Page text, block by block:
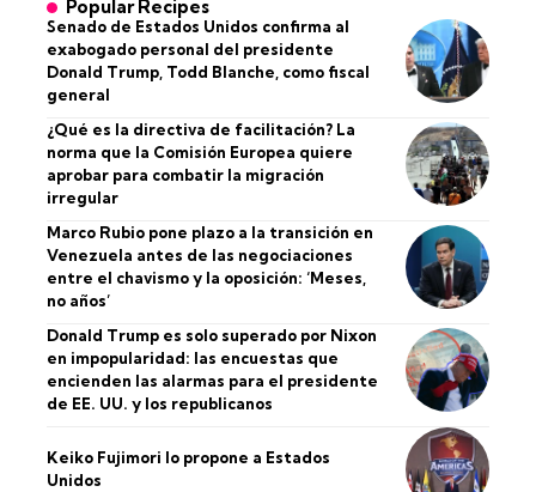
Popular Recipes
Senado de Estados Unidos confirma al
exabogado personal del presidente
Donald Trump, Todd Blanche, como fiscal
general
¿Qué es la directiva de facilitación? La
norma que la Comisión Europea quiere
aprobar para combatir la migración
irregular
Marco Rubio pone plazo a la transición en
Venezuela antes de las negociaciones
entre el chavismo y la oposición: ‘Meses,
no años’
Donald Trump es solo superado por Nixon
en impopularidad: las encuestas que
encienden las alarmas para el presidente
de EE. UU. y los republicanos
Keiko Fujimori lo propone a Estados
Unidos